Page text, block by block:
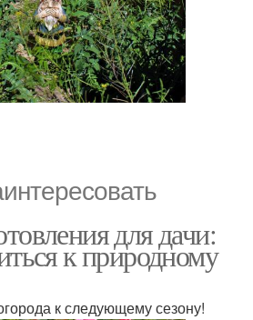
для дачи:
к природному
к следующему сезону!